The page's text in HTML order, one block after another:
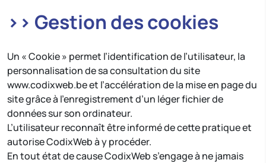
>> Gestion des cookies
Un « Cookie » permet l’identification de l’utilisateur, la
personnalisation de sa consultation du site
www.codixweb.be et l’accélération de la mise en page du
site grâce à l’enregistrement d’un léger fichier de
données sur son ordinateur.
L’utilisateur reconnaît être informé de cette pratique et
autorise CodixWeb à y procéder.
En tout état de cause CodixWeb s’engage à ne jamais